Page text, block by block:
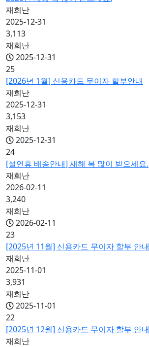
재희난
2025-12-31
3,113
재희난
2025-12-31
25
[2026년 1월] 신용카드 무이자 할부안내
재희난
2025-12-31
3,153
재희난
2025-12-31
24
[설연휴 배송안내] 새해 복 많이 받으세요.
재희난
2026-02-11
3,240
재희난
2026-02-11
23
[2025년 11월] 신용카드 무이자 할부 안내
재희난
2025-11-01
3,931
재희난
2025-11-01
22
[2025년 12월] 신용카드 무이자 할부 안내
재희난